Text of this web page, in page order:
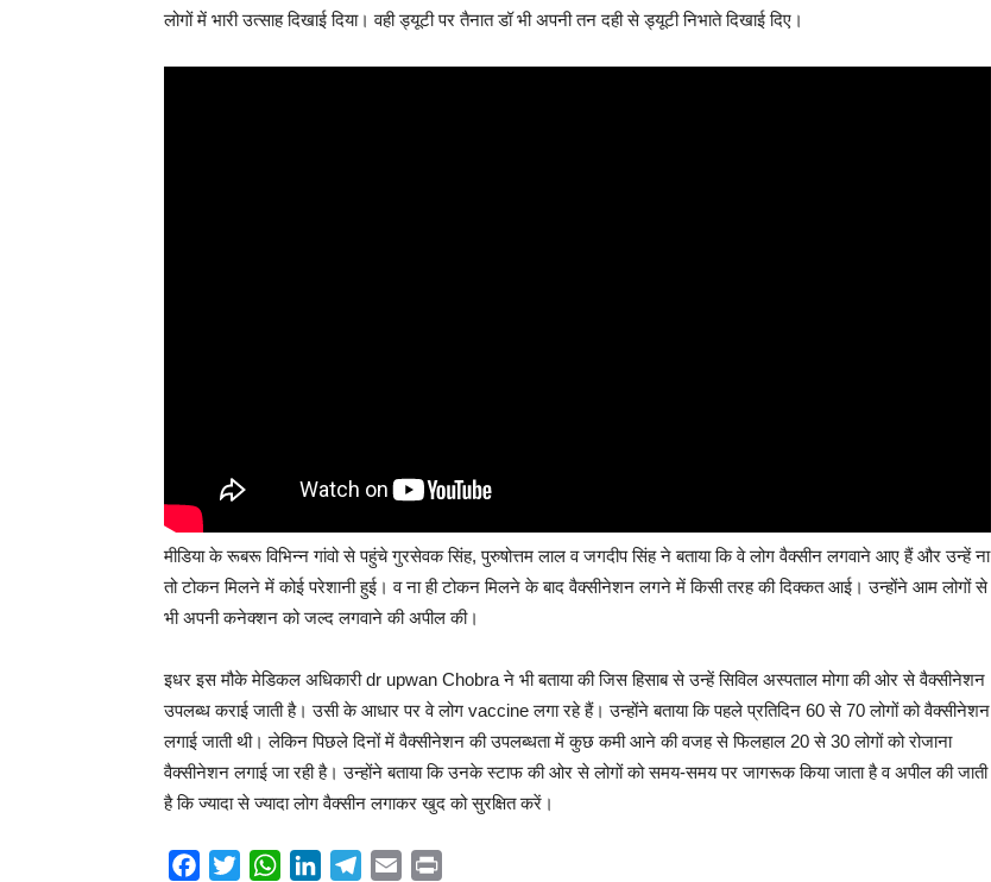
लोगों में भारी उत्साह दिखाई दिया। वही ड्यूटी पर तैनात डॉ भी अपनी तन दही से ड्यूटी निभाते दिखाई दिए।
मीडिया के रूबरू विभिन्न गांवो से पहुंचे गुरसेवक सिंह, पुरुषोत्तम लाल व जगदीप सिंह ने बताया कि वे लोग वैक्सीन लगवाने आए हैं और उन्हें ना
तो टोकन मिलने में कोई परेशानी हुई। व ना ही टोकन मिलने के बाद वैक्सीनेशन लगने में किसी तरह की दिक्कत आई। उन्होंने आम लोगों से
भी अपनी कनेक्शन को जल्द लगवाने की अपील की।
इधर इस मौके मेडिकल अधिकारी dr upwan Chobra ने भी बताया की जिस हिसाब से उन्हें सिविल अस्पताल मोगा की ओर से वैक्सीनेशन
उपलब्ध कराई जाती है। उसी के आधार पर वे लोग vaccine लगा रहे हैं। उन्होंने बताया कि पहले प्रतिदिन 60 से 70 लोगों को वैक्सीनेशन
लगाई जाती थी। लेकिन पिछले दिनों में वैक्सीनेशन की उपलब्धता में कुछ कमी आने की वजह से फिलहाल 20 से 30 लोगों को रोजाना
वैक्सीनेशन लगाई जा रही है। उन्होंने बताया कि उनके स्टाफ की ओर से लोगों को समय-समय पर जागरूक किया जाता है व अपील की जाती
है कि ज्यादा से ज्यादा लोग वैक्सीन लगाकर खुद को सुरक्षित करें।
Facebook
TwitterWhatsAppLinkedInTelegram
Email